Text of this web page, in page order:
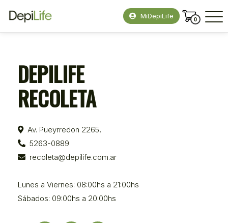
MiDepiLife 0
DEPILIFE
RECOLETA
Av. Pueyrredon 2265,
5263-0889
recoleta@depilife.com.ar
Lunes a Viernes: 08:00hs a 21:00hs
Sábados: 09:00hs a 20:00hs